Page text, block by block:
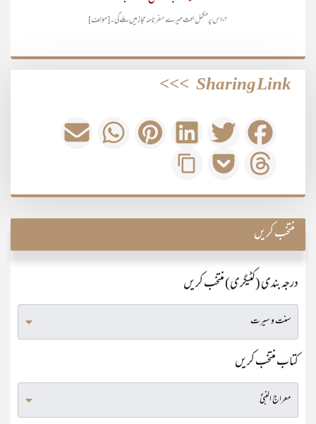
۲- اس پر مکمل بحث میرے سفرنامۂ حجاز میں ملے گی۔ [مؤلف]
Sharing Link
>>>
منتخب کریں
درجہ بندی (کٹیگری) منتخب کریں
کتاب منتخب کریں